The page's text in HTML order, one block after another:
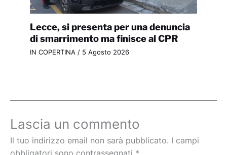
Lecce, si presenta per una denuncia
di smarrimento ma finisce al CPR
IN COPERTINA / 5 Agosto 2026
Lascia un commento
Il tuo indirizzo email non sarà pubblicato. I campi